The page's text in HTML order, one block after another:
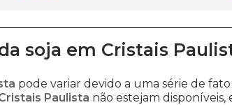
soja em Cristais
pode variar devido a uma série de
Paulista não estejam